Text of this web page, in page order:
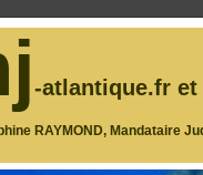
-atlantique.fr et
RAYMOND, Mandataire